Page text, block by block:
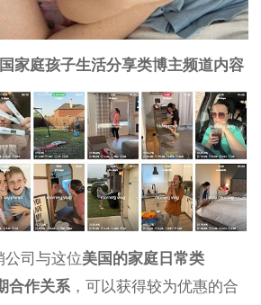
家庭孩子生活分享类博主频道内容
公司与这位美国的家庭日常类
合作关系 ，可以获得较为优惠的合